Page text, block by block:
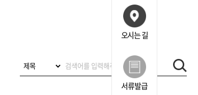
오시는 길
서류발급